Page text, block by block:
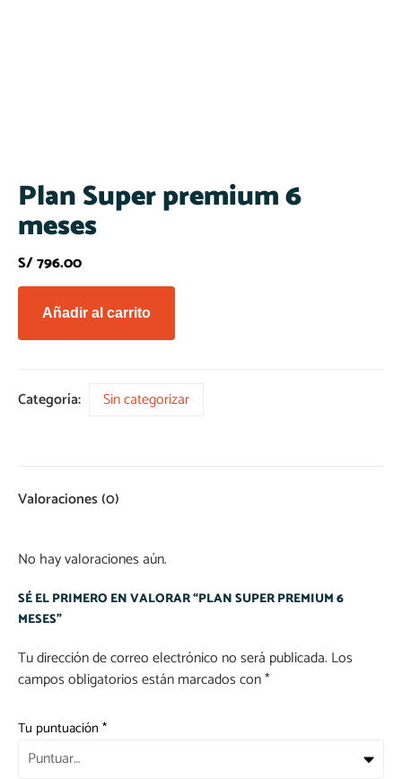
Plan Super premium 6
meses
S/796.00
Añadir al carrito
Categoría: Sin categorizar
Valoraciones (0)
No hay valoraciones aún.
SÉ EL PRIMERO EN VALORAR “PLAN SUPER PREMIUM 6
MESES”
Tu dirección de correo electrónico no será publicada. Los
campos obligatorios están marcados con*
Tu puntuación *